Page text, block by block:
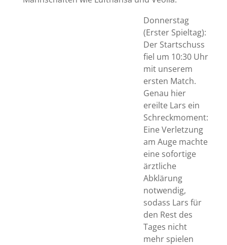
Donnerstag
(Erster Spieltag):
Der Startschuss
fiel um 10:30 Uhr
mit unserem
ersten Match.
Genau hier
ereilte Lars ein
Schreckmoment:
Eine Verletzung
am Auge machte
eine sofortige
ärztliche
Abklärung
notwendig,
sodass Lars für
den Rest des
Tages nicht
mehr spielen